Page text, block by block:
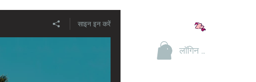
लॉगिन करें
साइन इन करें